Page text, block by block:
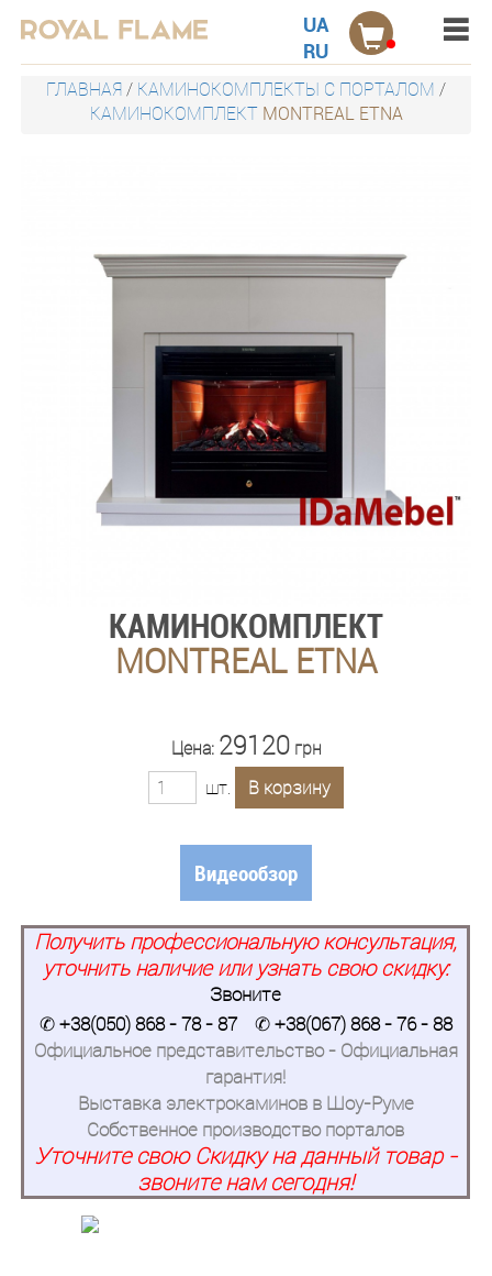
Акции
Электрокамины настенные
Защитные экраны
UA
RU
ГЛАВНАЯ/ КАМИНОКОМПЛЕКТЫ С ПОРТАЛОМ /
КАМИНОКОМПЛЕКТ MONTREAL ETNA
КАМИНОКОМПЛЕКТ
MONTREAL ETNA
Цена: 29120грн
шт.
В корзину
Видеообзор
Получить профессиональную консультация,
уточнить наличие или узнать свою скидку:
Звоните
✆+38(050) 868 - 78 - 87 ✆+38(067) 868 - 76 - 88
Официальное представительство - Официальная
гарантия!
Выставка электрокаминов в Шоу-Руме
Собственное производство порталов
Уточните свою Скидку на данный товар -
звоните нам сегодня!